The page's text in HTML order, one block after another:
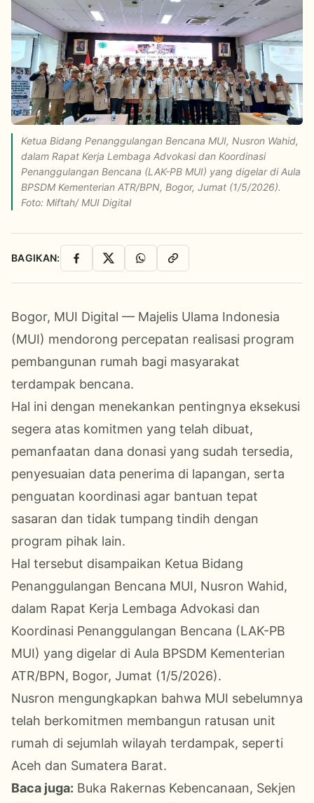
Ketua Bidang Penanggulangan Bencana MUI, Nusron Wahid,
dalam Rapat Kerja Lembaga Advokasi dan Koordinasi
Penanggulangan Bencana (LAK-PB MUI) yang digelar di Aula
BPSDM Kementerian ATR/BPN, Bogor, Jumat (1/5/2026).
Foto: Miftah/ MUI Digital
BAGIKAN: Facebook
X WhatsAppSalin Link
Bogor, MUI Digital — Majelis Ulama Indonesia
(MUI) mendorong percepatan realisasi program
pembangunan rumah bagi masyarakat
terdampak bencana.
Hal ini dengan menekankan pentingnya eksekusi
segera atas komitmen yang telah dibuat,
pemanfaatan dana donasi yang sudah tersedia,
penyesuaian data penerima di lapangan, serta
penguatan koordinasi agar bantuan tepat
sasaran dan tidak tumpang tindih dengan
program pihak lain.
Hal tersebut disampaikan Ketua Bidang
Penanggulangan Bencana MUI, Nusron Wahid,
dalam Rapat Kerja Lembaga Advokasi dan
Koordinasi Penanggulangan Bencana (LAK-PB
MUI) yang digelar di Aula BPSDM Kementerian
ATR/BPN, Bogor, Jumat (1/5/2026).
Nusron mengungkapkan bahwa MUI sebelumnya
telah berkomitmen membangun ratusan unit
rumah di sejumlah wilayah terdampak, seperti
Aceh dan Sumatera Barat.
Baca juga: Buka Rakernas Kebencanaan, Sekjen